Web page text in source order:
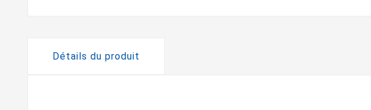
Détails du produit